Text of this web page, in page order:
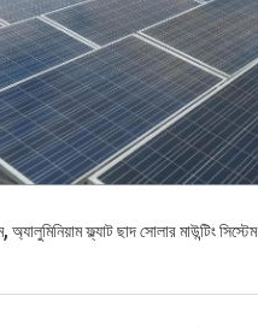
, অ্যালুমিনিয়াম ফ্ল্যাট ছাদ সোলার মাউন্টিং সিস্টেম